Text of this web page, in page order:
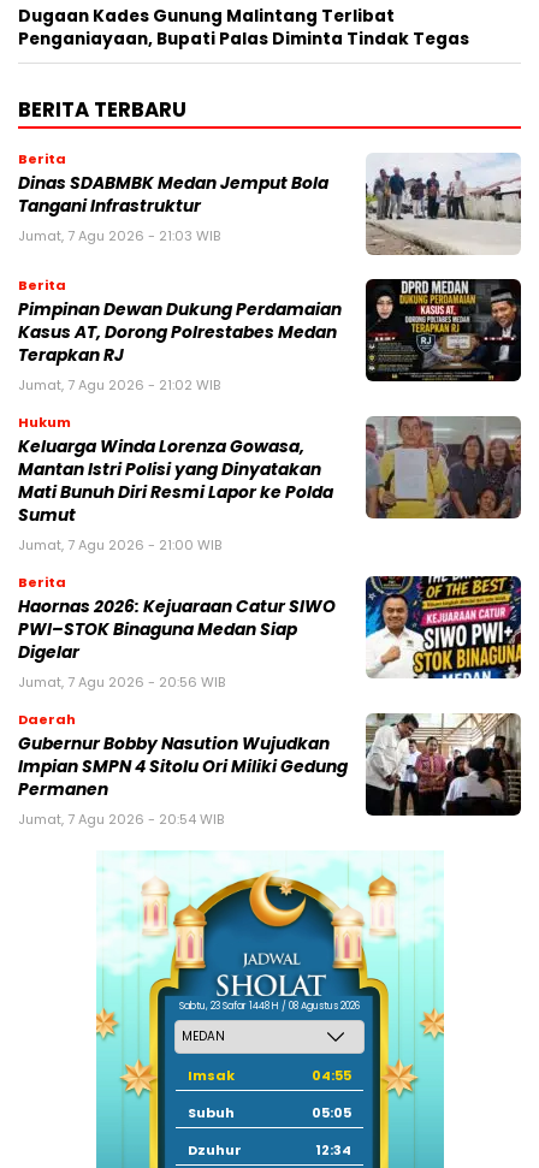
Dugaan Kades Gunung Malintang Terlibat
Penganiayaan, Bupati Palas Diminta Tindak Tegas
BERITA TERBARU
Berita
Dinas SDABMBK Medan Jemput Bola
Tangani Infrastruktur
Jumat, 7 Agu 2026 - 21:03 WIB
Berita
Pimpinan Dewan Dukung Perdamaian
Kasus AT, Dorong Polrestabes Medan
Terapkan RJ
Jumat, 7 Agu 2026 - 21:02 WIB
Hukum
Keluarga Winda Lorenza Gowasa,
Mantan Istri Polisi yang Dinyatakan
Mati Bunuh Diri Resmi Lapor ke Polda
Sumut
Jumat, 7 Agu 2026 - 21:00 WIB
Berita
Haornas 2026: Kejuaraan Catur SIWO
PWI–STOK Binaguna Medan Siap
Digelar
Jumat, 7 Agu 2026 - 20:56 WIB
Daerah
Gubernur Bobby Nasution Wujudkan
Impian SMPN 4 Sitolu Ori Miliki Gedung
Permanen
Jumat, 7 Agu 2026 - 20:54 WIB
Sabtu, 23 Safar 1448 H / 08 Agustus 2026
Imsak
04:55
Subuh
05:05
Dzuhur
12:34